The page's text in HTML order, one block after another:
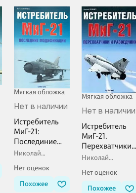
Мягкая обложка
Нет в наличии
Истребитель
МиГ-21:
Послединие
модификации
Николай
Нет оценок
Похожее
Мягкая обложка
Нет в наличии
Истребитель
МиГ-21.
Перехватчики
и разведчики
Николай
Нет оценок
Похожее